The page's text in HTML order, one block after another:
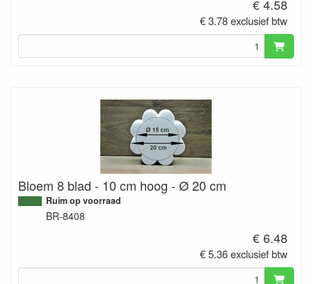
€ 4.58
€ 3.78 exclusief btw
Bloem 8 blad - 10 cm hoog - Ø 20 cm
Ruim op voorraad
BR-8408
€ 6.48
€ 5.36 exclusief btw